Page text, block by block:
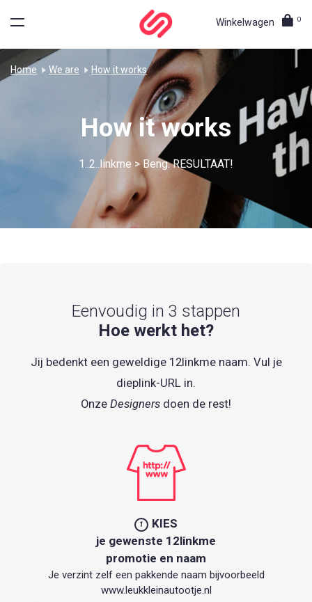
Winkelwagen 0
Home We are How it works
How it works
1..2..linkme > Beng. RESULTAAT!
Eenvoudig in 3 stappen
Hoe werkt het?
Jij bedenkt een geweldige 12linkme naam. Vul je
dieplink-URL in.
Onze Designers doen de rest!
1
KIES
je gewenste 12linkme
promotie en naam
Je verzint zelf een pakkende naam bijvoorbeeld
www.leukkleinautootje.nl